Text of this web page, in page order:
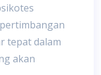
tepat dalam
akan